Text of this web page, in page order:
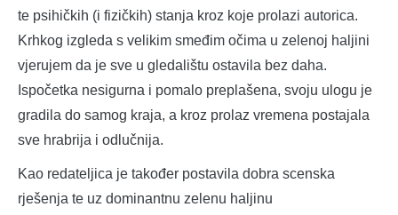
te psihičkih (i fizičkih) stanja kroz koje prolazi autorica.
Krhkog izgleda s velikim smeđim očima u zelenoj haljini
vjerujem da je sve u gledalištu ostavila bez daha.
Ispočetka nesigurna i pomalo preplašena, svoju ulogu je
gradila do samog kraja, a kroz prolaz vremena postajala
sve hrabrija i odlučnija.
Kao redateljica je također postavila dobra scenska
rješenja te uz dominantnu zelenu haljinu